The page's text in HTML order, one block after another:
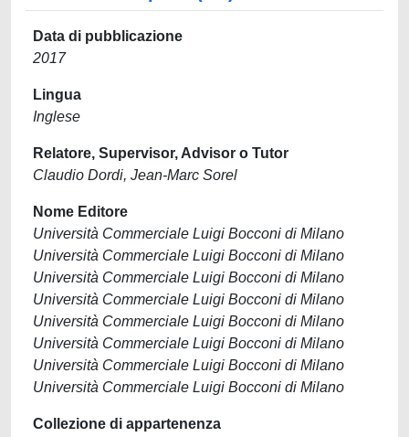
Data di pubblicazione
2017
Lingua
Inglese
Relatore, Supervisor, Advisor o Tutor
Claudio Dordi, Jean-Marc Sorel
Nome Editore
Università Commerciale Luigi Bocconi di Milano
Università Commerciale Luigi Bocconi di Milano
Università Commerciale Luigi Bocconi di Milano
Università Commerciale Luigi Bocconi di Milano
Università Commerciale Luigi Bocconi di Milano
Università Commerciale Luigi Bocconi di Milano
Università Commerciale Luigi Bocconi di Milano
Università Commerciale Luigi Bocconi di Milano
Collezione di appartenenza